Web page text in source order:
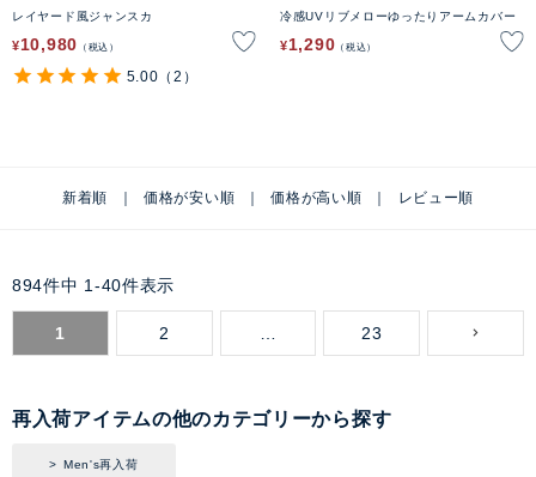
レイヤード風ジャンスカ
¥10,980 税込
5.00 （2）
冷感UVリブメローゆったりアームカバー
¥1,290 税込
新着順 価格が安い順 価格が高い順 レビュー順
894件中 1 -40件表示
1 2 23
再入荷アイテムの他のカテゴリーから探す
Men's再入荷